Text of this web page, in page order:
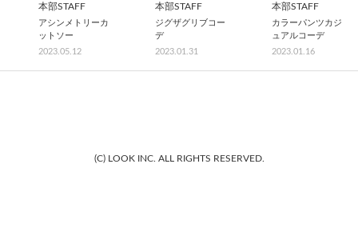
本部STAFF
アシンメトリーカ
ットソー
2023.05.12
本部STAFF
ジグザグリブコー
デ
2023.01.31
本部STAFF
カラーパンツカジ
ュアルコーデ
2023.01.16
(C) LOOK INC. ALL RIGHTS RESERVED.